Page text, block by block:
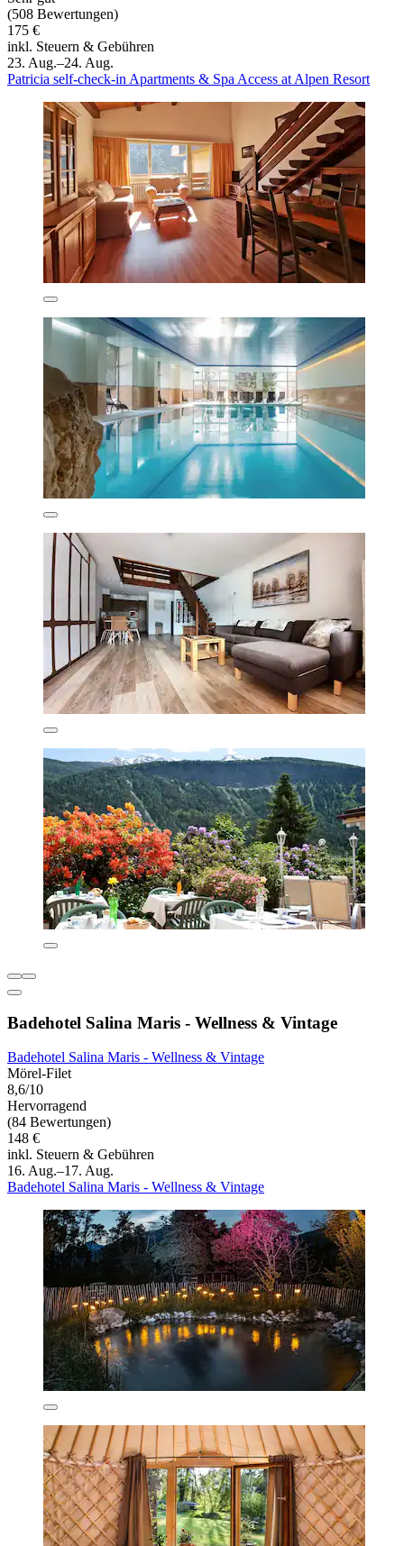
(508 Bewertungen)
175 €
inkl. Steuern & Gebühren
23. Aug.–24. Aug.
Patricia self-check-in Apartments & Spa Access at Alpen Resort
Badehotel Salina Maris - Wellness & Vintage
Badehotel Salina Maris - Wellness & Vintage
Mörel-Filet
8,6/10
Hervorragend
(84 Bewertungen)
148 €
inkl. Steuern & Gebühren
16. Aug.–17. Aug.
Badehotel Salina Maris - Wellness & Vintage